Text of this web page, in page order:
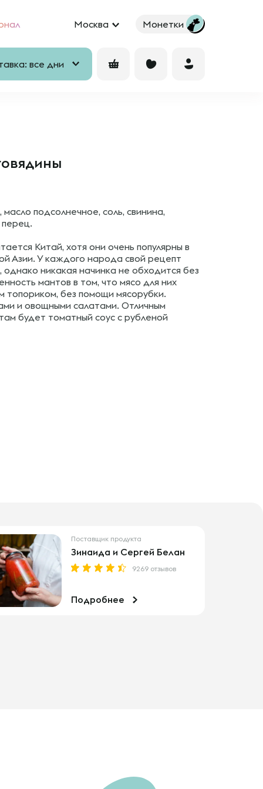
Москва Монетки
все дни
подсолнечное, соль, свинина,
перец.
Китай, хотя они очень популярны в
Азии. У каждого народа свой рецепт
однако никакая начинка не обходится без
мантов в том, что мясо для них
топориком, без помощи мясорубки.
и овощными салатами. Отличным
будет томатный соус с рубленой
Поставщик продукта
Зинаида и Сергей Белан
9269 отзывов
Подробнее